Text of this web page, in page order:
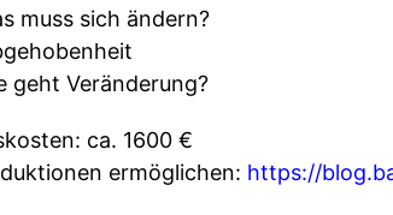
muss sich ändern?
geht Veränderung?
ca. 1600 €
ermöglichen: https://